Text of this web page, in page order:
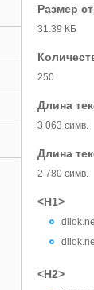
Размер
31.39 КБ
250
Длина
3 063 симв.
Длина
2 780 симв.
<H1>
<H2>